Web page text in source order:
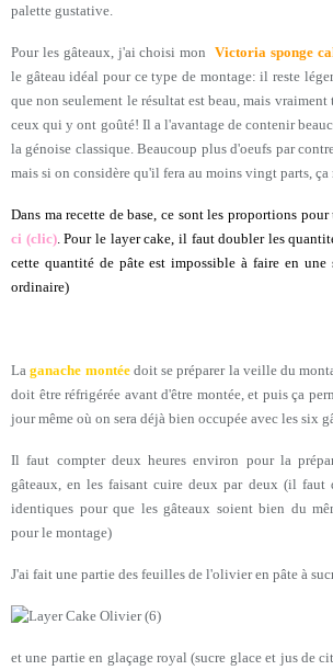
palette gustative.
Pour les gâteaux, j'ai choisi mon Victoria sponge
le gâteau idéal pour ce type de montage: il reste
que non seulement le résultat est beau, mais
ceux qui y ont goûté! Il a l'avantage de contenir
la génoise classique. Beaucoup plus d'oeufs par
mais si on considère qu'il fera au moins vingt parts,
Dans ma recette de base, ce sont les proportions pour
ci (clic). Pour le layer cake, il faut doubler les
cette quantité de pâte est impossible à faire en
ordinaire)
Laganache montéedoit se préparer la veille du
doit être réfrigérée avant d'être montée, et puis ça
jour même où on sera déjà bien occupée avec les six
Il faut compter deux heures environ pour la
gâteaux, en les faisant cuire deux par deux (il faut
identiques pour que les gâteaux soient bien du
pour le montage)
J'ai fait une partie des feuilles de l'olivier en pâte à
et une partie en glaçage royal (sucre glace et jus de